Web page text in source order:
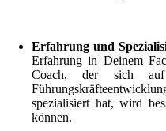
Erfahrung und
Erfahrung in Deinem
Coach, der sich auf
spezialisiert hat, wird
können.